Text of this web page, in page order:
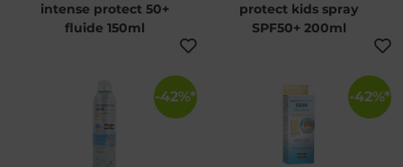
intense protect 50+
fluide 150ml
protect kids spray
SPF50+ 200ml
-42%* -42%*